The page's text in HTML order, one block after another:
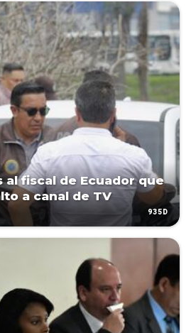
al fiscal de Ecuador que
a canal de TV
935D